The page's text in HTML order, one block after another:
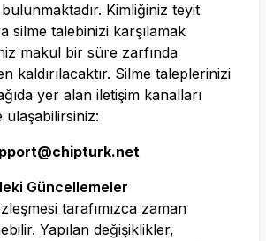
bulunmaktadır. Kimliğiniz teyit
silme talebinizi karşılamak
makul bir süre zarfında
kaldırılacaktır. Silme taleplerinizi
yer alan iletişim kanalları
ulaşabilirsiniz:
Güncellemeler
tarafımızca zaman
Yapılan değişiklikler,